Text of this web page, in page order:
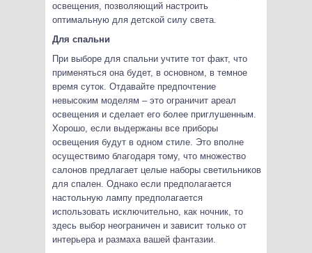
освещения, позволяющий настроить
оптимальную для детской силу света.
Для спальни
При выборе для спальни учтите тот факт, что
применяться она будет, в основном, в темное
время суток. Отдавайте предпочтение
невысоким моделям – это ограничит ареал
освещения и сделает его более приглушенным.
Хорошо, если выдержаны все приборы
освещения будут в одном стиле. Это вполне
осуществимо благодаря тому, что множество
салонов предлагает целые наборы светильников
для спален. Однако если предполагается
настольную лампу предполагается
использовать исключительно, как ночник, то
здесь выбор неограничен и зависит только от
интерьера и размаха вашей фантазии.